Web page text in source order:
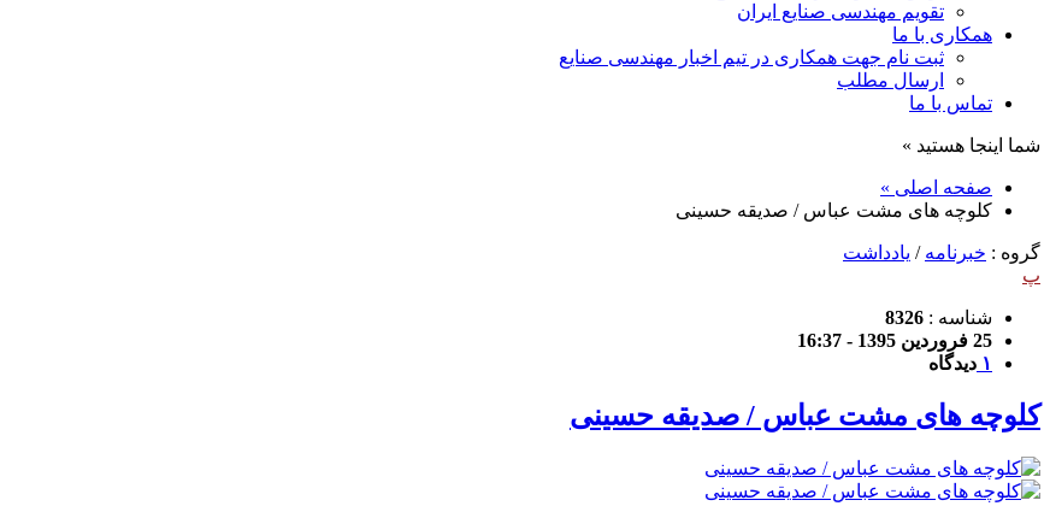
تقویم مهندسی صنایع ایران
همکاری با ما
ثبت نام جهت همکاری در تیم اخبار مهندسی صنایع
ارسال مطلب
تماس با ما
شما اینجا هستید »
صفحه اصلی »
کلوچه های مشت عباس / صدیقه حسینی
گروه : خبرنامه / یادداشت
پ
شناسه : 8326
25 فروردین 1395 - 16:37
۱ دیدگاه
کلوچه های مشت عباس / صدیقه حسینی